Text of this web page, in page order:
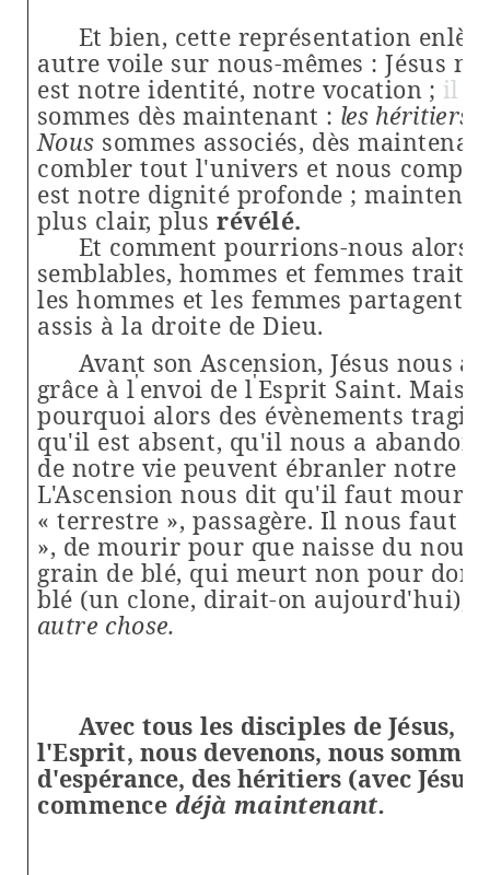
Et bien, cette représentation
autre voile sur nous-mêmes : Jésus
est notre identité, notre vocation ; il
sommes dès maintenant : les héritiers
Nous sommes associés, dès
combler tout l'univers et nous
est notre dignité profonde ;
plus clair, plusrévélé.
Et comment pourrions-nous alors
semblables, hommes et femmes
les hommes et les femmes partagent
assis à la droite de Dieu.
Avant son Ascension, Jésus nous a
grâce à l'envoi de l'Esprit Saint. Mais,
pourquoi alors des évènements
qu'il est absent, qu'il nous a
de notre vie peuvent ébranler notre
L'Ascension nous dit qu'il faut
« terrestre », passagère. Il nous faut
», de mourir pour que naisse du
grain de blé, qui meurt non pour
blé (un clone, dirait-on aujourd'hui),
autre chose.
Avec tous les disciples de Jésus,
l'Esprit, nous devenons, nous
d'espérance, des héritiers (avec
commence déjà maintenant.